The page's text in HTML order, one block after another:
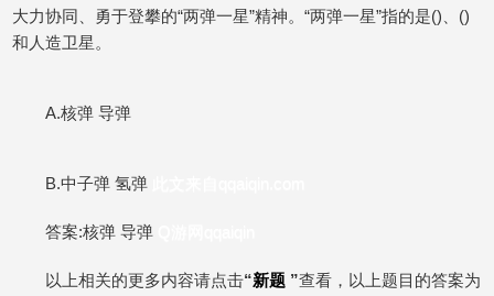
大力协同、勇于登攀的“两弹一星”精神。“两弹一星”指的是()、()
和人造卫星。
A.核弹 导弹
B.中子弹 氢弹
答案:核弹 导弹
以上相关的更多内容请点击“新题 ”查看，以上题目的答案为